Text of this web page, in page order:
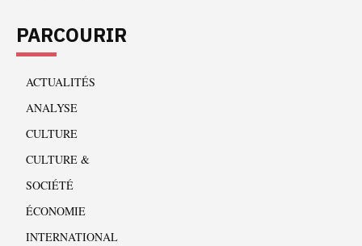
PARCOURIR
ACTUALITÉS
ANALYSE
CULTURE
CULTURE &
SOCIÉTÉ
ÉCONOMIE
INTERNATIONAL